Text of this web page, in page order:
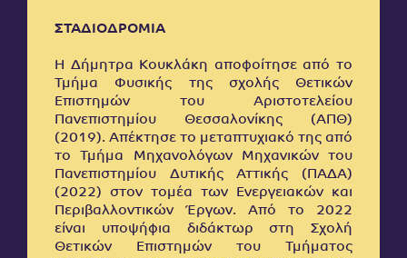
ΣΤΑΔΙΟΔΡΟΜΙΑ
Η Δήμητρα Κουκλάκη αποφοίτησε από το
Τμήμα Φυσικής της σχολής Θετικών
Επιστημών του Αριστοτελείου
Πανεπιστημίου Θεσσαλονίκης (ΑΠΘ)
(2019). Απέκτησε το μεταπτυχιακό της από
το Τμήμα Μηχανολόγων Μηχανικών του
Πανεπιστημίου Δυτικής Αττικής (ΠΑΔΑ)
(2022) στον τομέα των Ενεργειακών και
Περιβαλλοντικών Έργων. Από το 2022
είναι υποψήφια διδάκτωρ στη Σχολή
Θετικών Επιστημών του Τμήματος